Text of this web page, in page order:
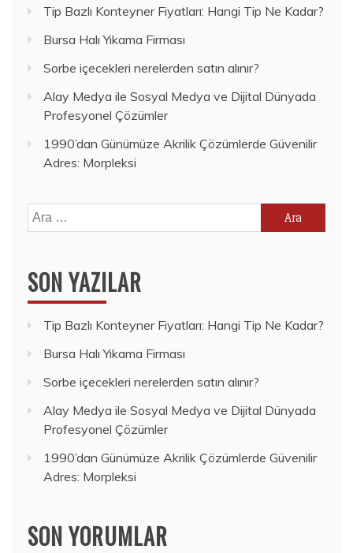
Tip Bazlı Konteyner Fiyatları: Hangi Tip Ne Kadar?
Bursa Halı Yıkama Firması
Sorbe içecekleri nerelerden satın alınır?
Alay Medya ile Sosyal Medya ve Dijital Dünyada
Profesyonel Çözümler
1990’dan Günümüze Akrilik Çözümlerde Güvenilir
Adres: Morpleksi
Arama:
SON YAZILAR
Tip Bazlı Konteyner Fiyatları: Hangi Tip Ne Kadar?
Bursa Halı Yıkama Firması
Sorbe içecekleri nerelerden satın alınır?
Alay Medya ile Sosyal Medya ve Dijital Dünyada
Profesyonel Çözümler
1990’dan Günümüze Akrilik Çözümlerde Güvenilir
Adres: Morpleksi
SON YORUMLAR